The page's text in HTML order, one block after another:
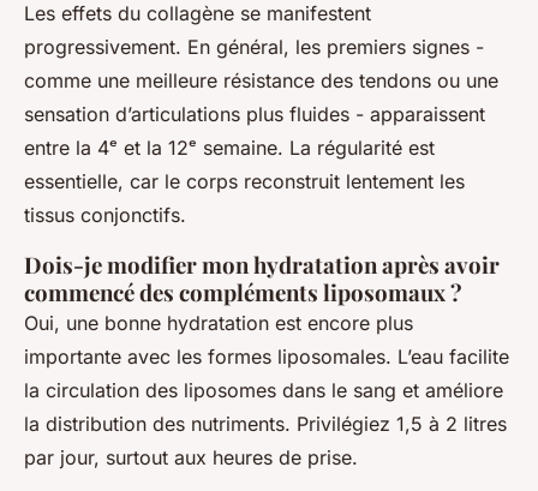
Les effets du collagène se manifestent
progressivement. En général, les premiers signes -
comme une meilleure résistance des tendons ou une
sensation d’articulations plus fluides - apparaissent
entre la 4ᵉ et la 12ᵉ semaine. La régularité est
essentielle, car le corps reconstruit lentement les
tissus conjonctifs.
Dois-je modifier mon hydratation après avoir
commencé des compléments liposomaux ?
Oui, une bonne hydratation est encore plus
importante avec les formes liposomales. L’eau facilite
la circulation des liposomes dans le sang et améliore
la distribution des nutriments. Privilégiez 1,5 à 2 litres
par jour, surtout aux heures de prise.